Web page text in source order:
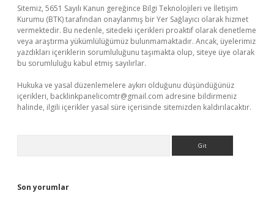
Sitemiz, 5651 Sayılı Kanun gereğince Bilgi Teknolojileri ve İletişim
Kurumu (BTK) tarafından onaylanmış bir Yer Sağlayıcı olarak hizmet
vermektedir. Bu nedenle, sitedeki içerikleri proaktif olarak denetleme
veya araştırma yükümlülüğümüz bulunmamaktadır. Ancak, üyelerimiz
yazdıkları içeriklerin sorumluluğunu taşımakta olup, siteye üye olarak
bu sorumluluğu kabul etmiş sayılırlar.
Hukuka ve yasal düzenlemelere aykırı olduğunu düşündüğünüz
içerikleri, backlinkpanelicomtr@gmail.com adresine bildirmeniz
halinde, ilgili içerikler yasal süre içerisinde sitemizden kaldırılacaktır.
Son yorumlar